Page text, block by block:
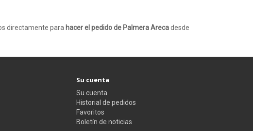
directamente para hacer el pedido de Palmera Arecadesde
Su cuenta
Su cuenta
Historial de pedidos
Favoritos
Boletín de noticias